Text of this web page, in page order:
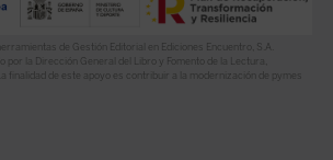
de Gestión Editorial en Ediciones Encuentro, S.A.
por la Dirección General del Libro y Fomento de la Lectura,
finalidad de este apoyo es contribuir a la modernización de pymes